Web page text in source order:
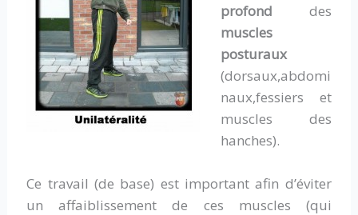
profond des
muscles
posturaux
(dorsaux,abdomi
naux,fessiers et
muscles des
hanches).
Ce travail (de base) est important afin d’éviter
un affaiblissement de ces muscles (qui